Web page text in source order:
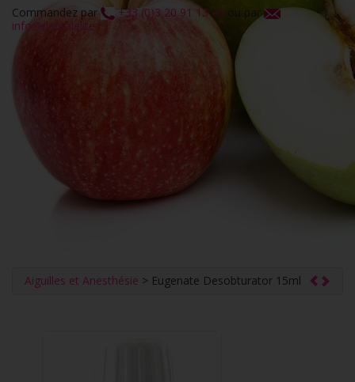
Commandez par +33 (0)3 20 91 13 40 ou par
info@dentalelite.fr
Aiguilles et Anesthésie > Eugenate Desobturator 15ml